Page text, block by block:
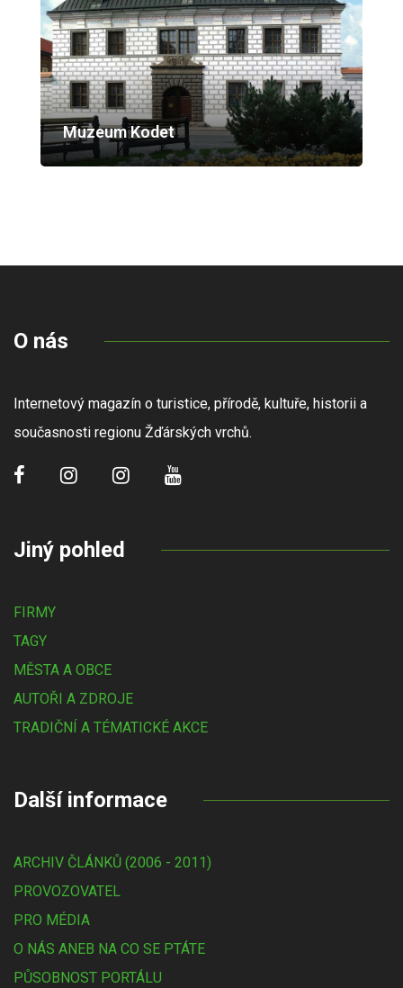
Muzeum Kodet
O nás
Internetový magazín o turistice, přírodě, kultuře, historii a
současnosti regionu Žďárských vrchů.
Jiný pohled
FIRMY
TAGY
MĚSTA A OBCE
AUTOŘI A ZDROJE
TRADIČNÍ A TÉMATICKÉ AKCE
Další informace
ARCHIV ČLÁNKŮ (2006 - 2011)
PROVOZOVATEL
PRO MÉDIA
O NÁS ANEB NA CO SE PTÁTE
PŮSOBNOST PORTÁLU